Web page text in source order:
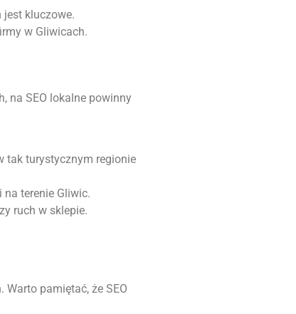
kluczowe.
w Gliwicach.
na SEO lokalne powinny
tak turystycznym regionie
terenie Gliwic.
ruch w sklepie.
pamiętać, że SEO